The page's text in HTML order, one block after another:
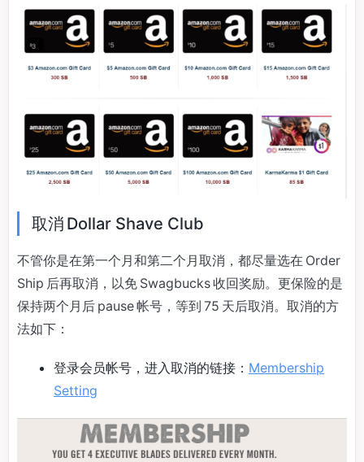
取消 Dollar Shave Club
不管你是在第一个月和第二个月取消，都尽量选在 Order
Ship 后再取消，以免 Swagbucks 收回奖励。更保险的是
保持两个月后 pause 帐号，等到 75 天后取消。取消的方
法如下：
登录会员帐号，进入取消的链接： Membership
Setting